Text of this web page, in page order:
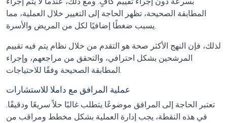
المطابقة الصحيحة، تظهر الحاجة إلى التغيير خلال العملية، مما
يسبب ضغطًا إضافيًا لكل من المريض والأسرة.
لذلك، فإن النهج الأكثر صحة هو التقدم من خلال نظام يتم فيه تقييم
المرشحين بشكل احترافي، والتحقق من مراجعهم، وإجراء
المطابقة الصحيحة وفقًا للاحتياجات.
عملية المرافق مع داملا للاستشارات
تعتبر الحاجة إلى المرافق موضوعًا يتطلب غالبًا حلاً سريعًا ودقيقًا.
في هذه النقطة، يجب إدارة العملية بشكل مخطط ومراقب من